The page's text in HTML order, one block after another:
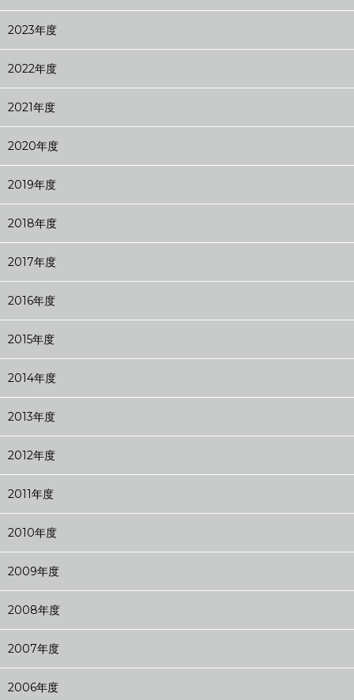
2023年度
2022年度
2021年度
2020年度
2019年度
2018年度
2017年度
2016年度
2015年度
2014年度
2013年度
2012年度
2011年度
2010年度
2009年度
2008年度
2007年度
2006年度